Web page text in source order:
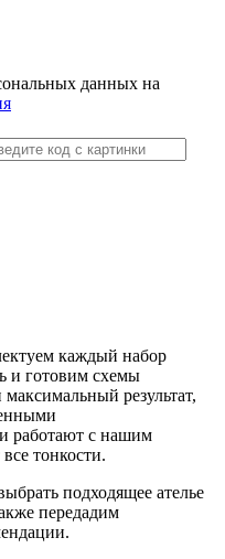
данных на
каждый набор
и готовим схемы
результат,
работают с нашим
тонкости.
подходящее ателье
передадим